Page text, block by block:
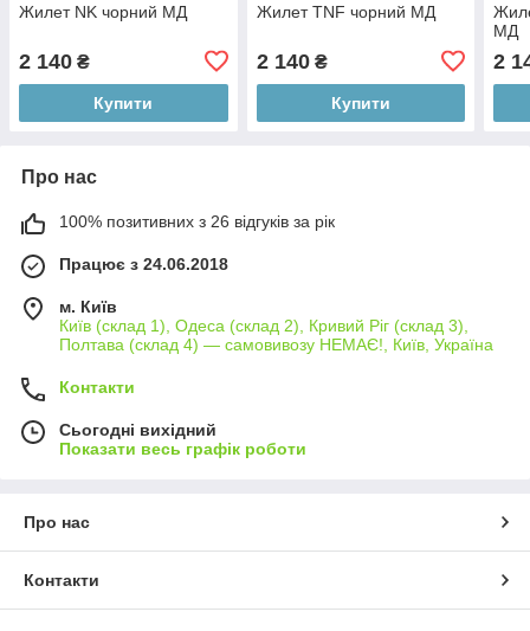
Жилет NK чорний МД
2 140 ₴
Купити
Жилет TNF чорний МД
2 140₴
Купити
МД
2
Про нас
100% позитивних з 26 відгуків за рік
Працює з 24.06.2018
м. Київ
Київ (склад 1), Одеса (склад 2), Кривий Ріг (склад 3),
Полтава (склад 4) — самовивозу НЕМАЄ!, Київ, Україна
Контакти
Сьогодні вихідний
Показати весь графік роботи
Про нас
Контакти